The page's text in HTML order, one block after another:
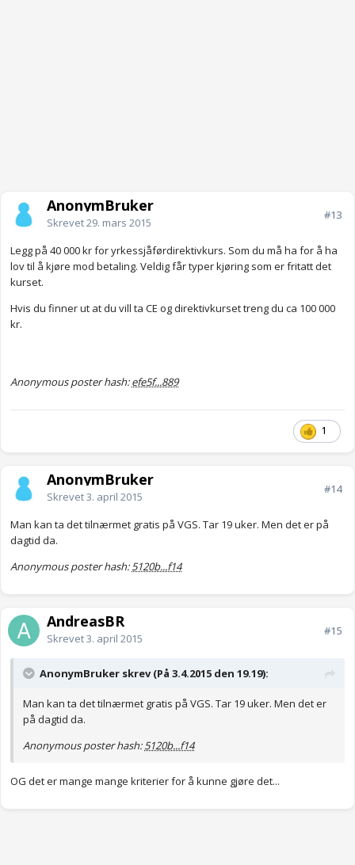
AnonymBruker
Skrevet29. mars 2015
#13
Legg på 40 000 kr for yrkessjåførdirektivkurs. Som du må ha for å ha
lov til å kjøre mod betaling. Veldig får typer kjøring som er fritatt det
kurset.
Hvis du finner ut at du vill ta CE og direktivkurset treng du ca 100 000
kr.
Anonymous poster hash:efe5f...889
1
AnonymBruker
Skrevet3. april 2015
#14
Man kan ta det tilnærmet gratis på VGS. Tar 19 uker. Men det er på
dagtid da.
Anonymous poster hash:5120b...f14
AndreasBR
Skrevet3. april 2015
#15
AnonymBruker skrev (På 3.4.2015 den 19.19):
Man kan ta det tilnærmet gratis på VGS. Tar 19 uker. Men det er
på dagtid da.
Anonymous poster hash:5120b...f14
OG det er mange mange kriterier for å kunne gjøre det...